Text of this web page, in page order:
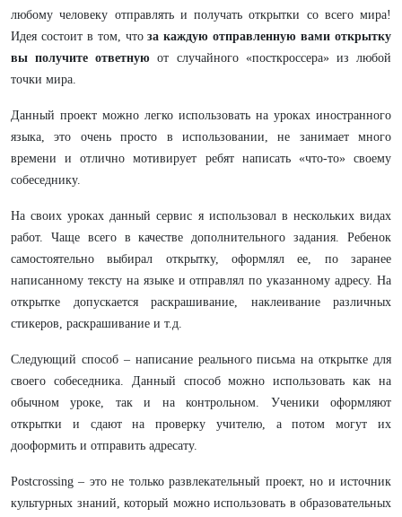
любому человеку отправлять и получать открытки со всего мира!
Идея состоит в том, чтоза каждую отправленную вами открытку
вы получите ответную от случайного «посткроссера» из любой
точки мира.
Данный проект можно легко использовать на уроках иностранного
языка, это очень просто в использовании, не занимает много
времени и отлично мотивирует ребят написать «что-то» своему
собеседнику.
На своих уроках данный сервис я использовал в нескольких видах
работ. Чаще всего в качестве дополнительного задания. Ребенок
самостоятельно выбирал открытку, оформлял ее, по заранее
написанному тексту на языке и отправлял по указанному адресу. На
открытке допускается раскрашивание, наклеивание различных
стикеров, раскрашивание и т.д.
Следующий способ – написание реального письма на открытке для
своего собеседника. Данный способ можно использовать как на
обычном уроке, так и на контрольном. Ученики оформляют
открытки и сдают на проверку учителю, а потом могут их
дооформить и отправить адресату.
Postcrossing – это не только развлекательный проект, но и источник
культурных знаний, который можно использовать в образовательных